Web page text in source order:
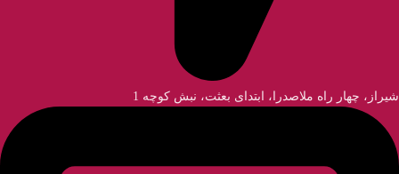
شیراز، چهار راه ملاصدرا، ابتدای بعثت، نبش کوچه 1